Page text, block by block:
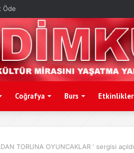
Öde
Coğrafya Burs Etkinlikler
TORUNA OYUNCAKLAR ‘ sergisi açıldı